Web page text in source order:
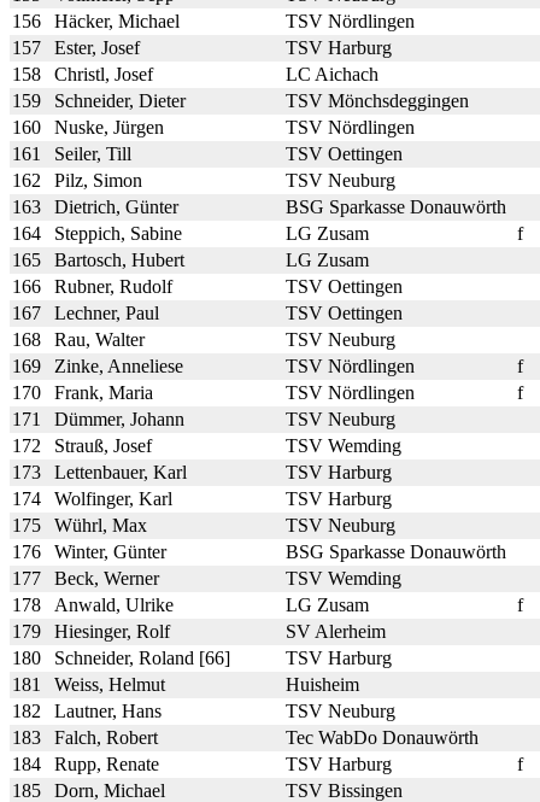
156
Häcker, Michael
TSV Nördlingen
157
Ester, Josef
TSV Harburg
158
Christl, Josef
LC Aichach
159
Schneider, Dieter
TSV Mönchsdeggingen
160
Nuske, Jürgen
TSV Nördlingen
161
Seiler, Till
TSV Oettingen
162
Pilz, Simon
TSV Neuburg
163
Dietrich, Günter
BSG Sparkasse Donauwörth
164
Steppich, Sabine LG Zusam
f
165
Bartosch, Hubert
LG Zusam
166
Rubner, Rudolf
TSV Oettingen
167
Lechner, Paul
TSV Oettingen
168
Rau, Walter
TSV Neuburg
169
Zinke, Anneliese TSV Nördlingen
f
170
Frank, Maria TSV Nördlingen
f
171
Dümmer, Johann
TSV Neuburg
172
Strauß, Josef
TSV Wemding
173
Lettenbauer, Karl
TSV Harburg
174
Wolfinger, Karl
TSV Harburg
175
Wührl, Max
TSV Neuburg
176
Winter, Günter
BSG Sparkasse Donauwörth
177
Beck, Werner
TSV Wemding
178
Anwald, Ulrike LG Zusam
f
179
Hiesinger, Rolf
SV Alerheim
180
Schneider, Roland [66]
TSV Harburg
181
Weiss, Helmut
Huisheim
182
Lautner, Hans
TSV Neuburg
183
Falch, Robert
Tec WabDo Donauwörth
184
Rupp, Renate TSV Harburg
f
185
Dorn, Michael
TSV Bissingen